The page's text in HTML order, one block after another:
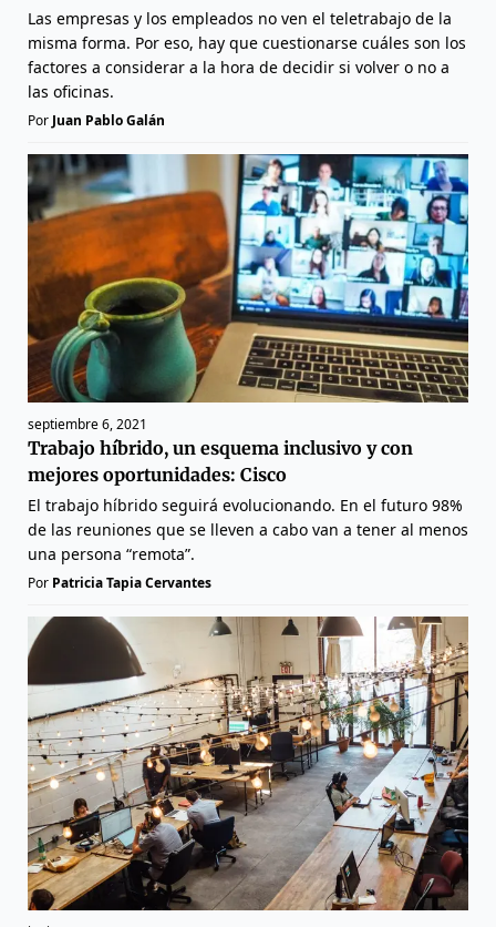
Las empresas y los empleados no ven el teletrabajo de la
misma forma. Por eso, hay que cuestionarse cuáles son los
factores a considerar a la hora de decidir si volver o no a
las oficinas.
Por Juan Pablo Galán
septiembre 6, 2021
Trabajo híbrido, un esquema inclusivo y con
mejores oportunidades: Cisco
El trabajo híbrido seguirá evolucionando. En el futuro 98%
de las reuniones que se lleven a cabo van a tener al menos
una persona “remota”.
Por Patricia Tapia Cervantes